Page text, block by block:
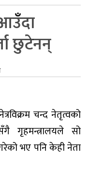
छुटेनन्
चन्द नेतृत्वको
गृहमन्त्रालयले सो
भए पनि केही नेता